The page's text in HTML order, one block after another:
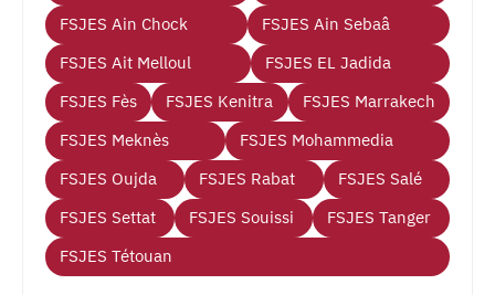
FSJES Ain Chock
FSJES Ain Sebaâ
FSJES Ait Melloul
FSJES EL Jadida
FSJES Fès
FSJES Kenitra
FSJES Marrakech
FSJES Meknès
FSJES Mohammedia
FSJES Oujda
FSJES Rabat
FSJES Salé
FSJES Settat
FSJES Souissi
FSJES Tanger
FSJES Tétouan